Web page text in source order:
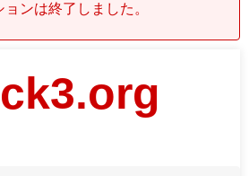
ョンは終了しました。